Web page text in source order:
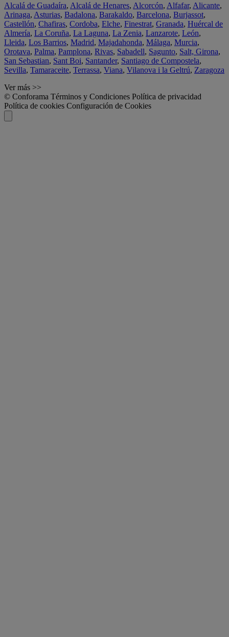
Alcalá de Guadaíra, Alcalá de Henares, Alcorcón, Alfafar, Alicante,
Arinaga, Asturias, Badalona, Barakaldo, Barcelona, Burjassot,
Castellón, Chafiras, Cordoba, Elche, Finestrat, Granada, Huércal de
Almería, La Coruña, La Laguna, La Zenia, Lanzarote, León,
Lleida, Los Barrios, Madrid, Majadahonda, Málaga, Murcia,
Orotava, Palma, Pamplona, Rivas, Sabadell, Sagunto, Salt, Girona,
San Sebastian, Sant Boi, Santander, Santiago de Compostela,
Sevilla, Tamaraceite, Terrassa, Viana, Vilanova i la Geltrú, Zaragoza
Ver más >>
© Conforama Términos y Condiciones Política de privacidad
Política de cookies Configuración de Cookies